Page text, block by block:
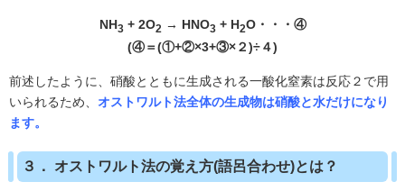
NH3 + 2O2 → HNO3 + H2O・・・④
(④＝(①+②×3+③×２)÷４)
前述したように、硝酸とともに生成される一酸化窒素は反応２で用
いられるため、 オストワルト法全体の生成物は硝酸と水だけになり
ます。
３． オストワルト法の覚え方(語呂合わせ)とは？